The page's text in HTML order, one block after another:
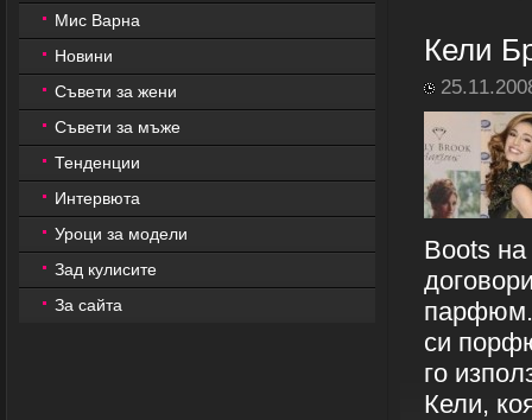
Мис Варна
Новини
Съвети за жени
Съвети за мъже
Тенденции
Интервюта
Уроци за модели
Зад кулисите
За сайта
Кели
Boots
си
го
Кели,